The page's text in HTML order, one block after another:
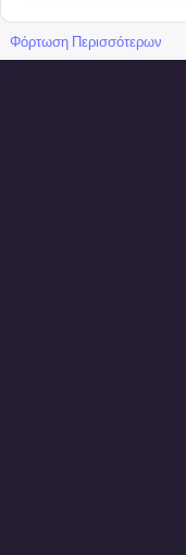
Φόρτωση Περισσότερων